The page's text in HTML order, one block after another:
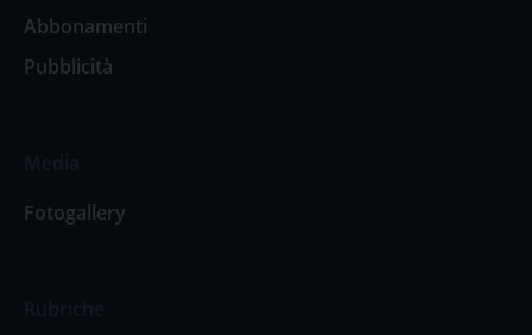
Abbonamenti
Pubblicità
Fotogallery